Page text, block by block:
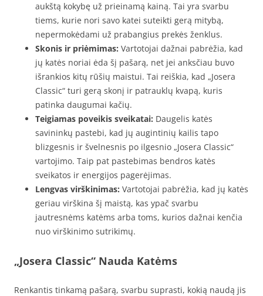
aukštą kokybę už prieinamą kainą. Tai yra svarbu
tiems, kurie nori savo katei suteikti gerą mitybą,
nepermokėdami už prabangius prekės ženklus.
Skonis ir priėmimas: Vartotojai dažnai pabrėžia, kad
jų katės noriai ėda šį pašarą, net jei anksčiau buvo
išrankios kitų rūšių maistui. Tai reiškia, kad „Josera
Classic“ turi gerą skonį ir patrauklų kvapą, kuris
patinka daugumai kačių.
Teigiamas poveikis sveikatai: Daugelis katės
savininkų pastebi, kad jų augintinių kailis tapo
blizgesnis ir švelnesnis po ilgesnio „Josera Classic“
vartojimo. Taip pat pastebimas bendros katės
sveikatos ir energijos pagerėjimas.
Lengvas virškinimas: Vartotojai pabrėžia, kad jų katės
geriau virškina šį maistą, kas ypač svarbu
jautresnėms katėms arba toms, kurios dažnai kenčia
nuo virškinimo sutrikimų.
„Josera Classic“ Nauda Katėms
Renkantis tinkamą pašarą, svarbu suprasti, kokią naudą jis